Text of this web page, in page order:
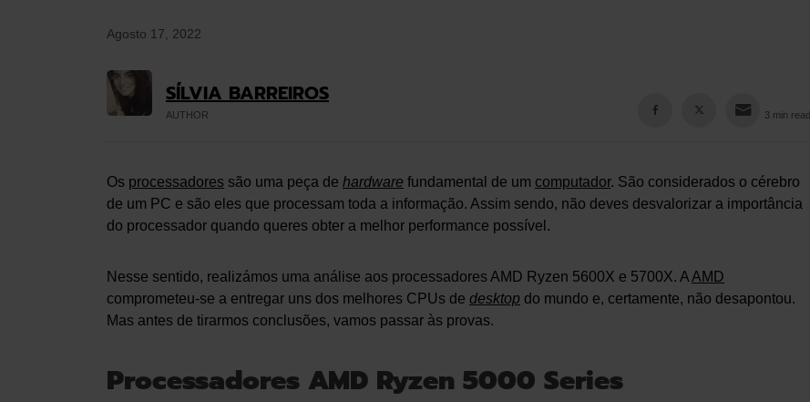
Agosto 17, 2022
SÍLVIA BARREIROS
AUTHOR 3 min read
Os processadores são uma peça de hardware fundamental de um computador. São considerados o cérebro
de um PC e são eles que processam toda a informação. Assim sendo, não deves desvalorizar a importância
do processador quando queres obter a melhor performance possível.
Nesse sentido, realizámos uma análise aos processadores AMD Ryzen 5600X e 5700X. AAMD
comprometeu-se a entregar uns dos melhores CPUs de desktop do mundo e, certamente, não desapontou.
Mas antes de tirarmos conclusões, vamos passar às provas.
Processadores AMD Ryzen 5000 Series